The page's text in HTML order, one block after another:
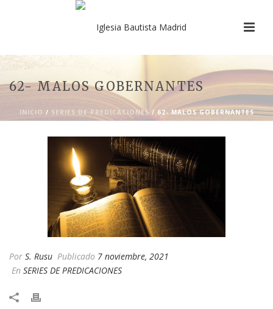
62- MALOS GOBERNANTES
INICIO / SERIES DE PREDICACIONES / 62- MALOS GOBERNANTES
Por S. Rusu Publicado 7 noviembre, 2021
En SERIES DE PREDICACIONES